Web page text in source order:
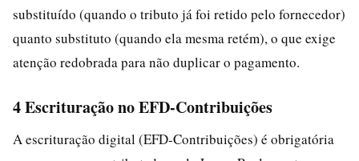
substituído (quando o tributo já foi retido pelo fornecedor)
quanto substituto (quando ela mesma retém), o que exige
atenção redobrada para não duplicar o pagamento.
4 Escrituração no EFD-Contribuições
A escrituração digital (EFD-Contribuições) é obrigatória